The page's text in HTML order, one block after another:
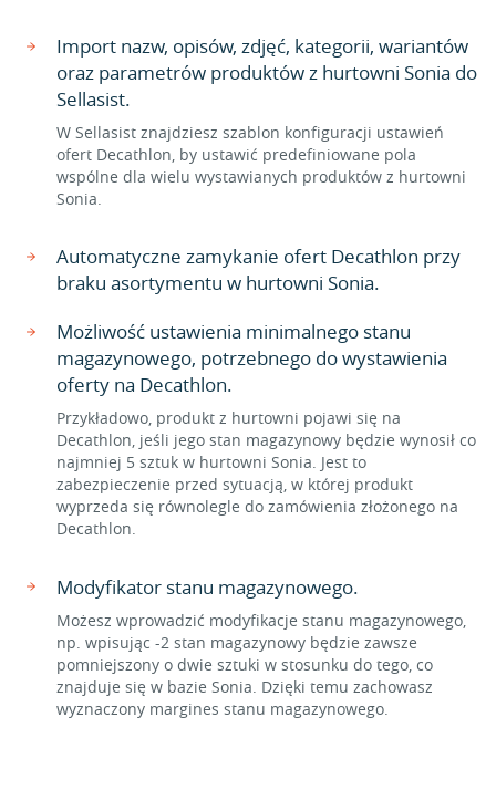
Import nazw, opisów, zdjęć, kategorii, wariantów
oraz parametrów produktów z hurtowni Sonia do
Sellasist.
W Sellasist znajdziesz szablon konfiguracji ustawień
ofert Decathlon, by ustawić predefiniowane pola
wspólne dla wielu wystawianych produktów z hurtowni
Sonia.
Automatyczne zamykanie ofert Decathlon przy
braku asortymentu w hurtowni Sonia.
Możliwość ustawienia minimalnego stanu
magazynowego, potrzebnego do wystawienia
oferty na Decathlon.
Przykładowo, produkt z hurtowni pojawi się na
Decathlon, jeśli jego stan magazynowy będzie wynosił co
najmniej 5 sztuk w hurtowni Sonia. Jest to
zabezpieczenie przed sytuacją, w której produkt
wyprzeda się równolegle do zamówienia złożonego na
Decathlon.
Modyfikator stanu magazynowego.
Możesz wprowadzić modyfikacje stanu magazynowego,
np. wpisując -2 stan magazynowy będzie zawsze
pomniejszony o dwie sztuki w stosunku do tego, co
znajduje się w bazie Sonia. Dzięki temu zachowasz
wyznaczony margines stanu magazynowego.